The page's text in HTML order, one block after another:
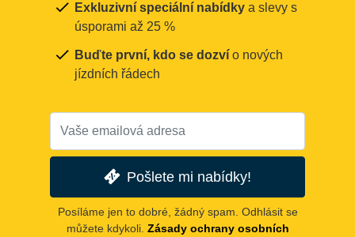
Exkluzivní speciální nabídky a slevy s
úsporami až 25 %
Buďte první, kdo se dozví o nových
jízdních řádech
Pošlete mi nabídky!
Posíláme jen to dobré, žádný spam. Odhlásit se
můžete kdykoli. Zásady ochrany osobních